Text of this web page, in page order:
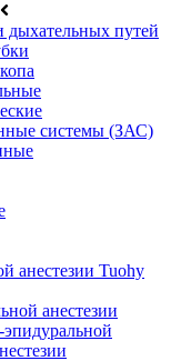
дыхательных путей
системы (ЗАС)
анестезии Tuohy
анестезии